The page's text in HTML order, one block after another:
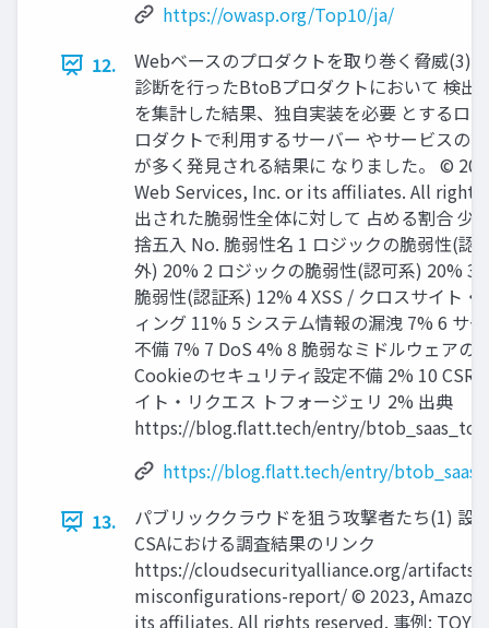
https://owasp.org/Top10/ja/
12.
Webベースのプロダクトを取り巻く脅威(3)
診断を行ったBtoBプロダクトにおいて 検出
を集計した結果、独自実装を必要 とするロ
ロダクトで利用するサーバー やサービスの
が多く発見される結果に なりました。 ©
Web Services, Inc. or its affiliates. All rights
出された脆弱性全体に対して 占める割合 少
捨五入 No. 脆弱性名 1 ロジックの脆弱性(認
外) 20% 2 ロジックの脆弱性(認可系) 20% 3
脆弱性(認証系) 12% 4 XSS / クロスサイト・
ィング 11% 5 システム情報の漏洩 7% 6 サ
不備 7% 7 DoS 4% 8 脆弱なミドルウェアの
Cookieのセキュリティ設定不備 2% 10
イト・リクエス トフォージェリ 2% 出典
https://blog.flatt.tech/entry/
https://blog.flatt.tech/entry/
13.
パブリッククラウドを狙う攻撃者たち(1) 設
CSAにおける調査結果のリンク
https://cloudsecurityalliance.org/artifacts/
misconfigurations-report/ © 2023, Amazon
its affiliates. All rights reserved. 事例: